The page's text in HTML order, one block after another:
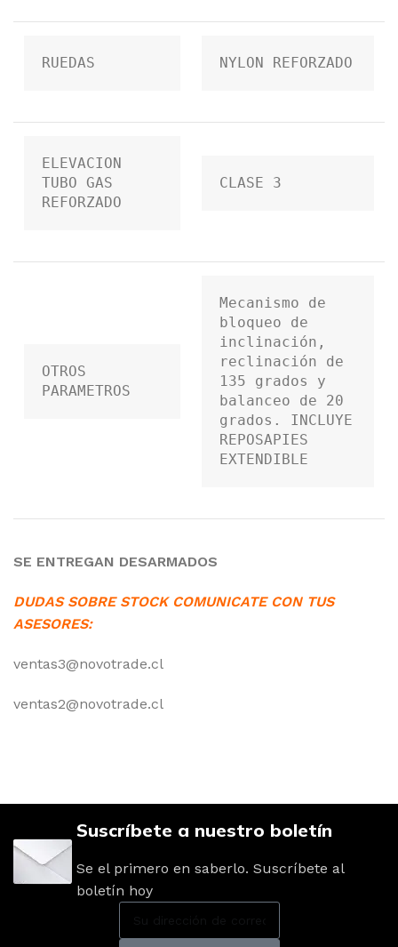
RUEDAS NYLON REFORZADO
ELEVACION
TUBO GAS
REFORZADO
CLASE 3
OTROS
PARAMETROS
Mecanismo de
bloqueo de
inclinación,
reclinación de
135 grados y
balanceo de 20
grados. INCLUYE
REPOSAPIES
EXTENDIBLE
SE ENTREGAN DESARMADOS
DUDAS SOBRE STOCK COMUNICATE CON TUS
ASESORES:
ventas3@novotrade.cl
ventas2@novotrade.cl
Suscríbete a nuestro boletín
Se el primero en saberlo. Suscríbete al
boletín hoy